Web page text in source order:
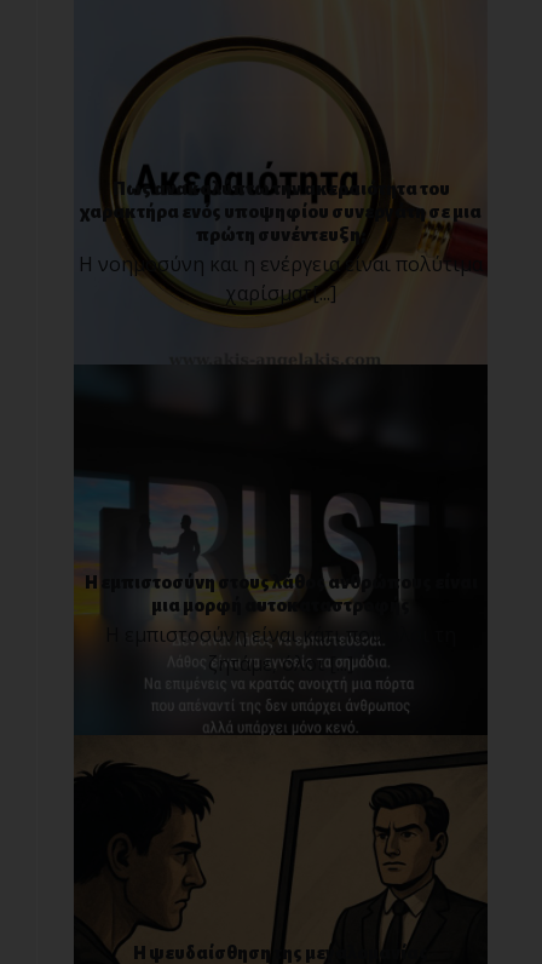
Πως ανακαλύπτω την ακεραιότητα του
χαρακτήρα ενός υποψηφίου συνεργάτη σε μια
πρώτη συνέντευξη;
Η νοημοσύνη και η ενέργεια είναι πολύτιμα
χαρίσματ[...]
Η εμπιστοσύνη στους λάθος ανθρώπους είναι
μια μορφή αυτοκαταστροφής
Η εμπιστοσύνη είναι κάτι που όλοι τη
ζητάμε, όλοι [...]
Η ψευδαίσθηση της μεγαλομανίας